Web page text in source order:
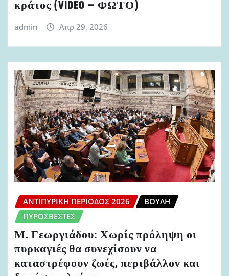
κράτος (VIDEO – ΦΩΤΟ)
admin Απρ 29, 2026
ΑΝΤΙΠΥΡΙΚΉ ΠΕΡΊΟΔΟΣ 2026
ΒΟΥΛΉ
ΠΥΡΟΣΒΈΣΤΕΣ
Μ. Γεωργιάδου: Χωρίς πρόληψη οι
πυρκαγιές θα συνεχίσουν να
καταστρέφουν ζωές, περιβάλλον και